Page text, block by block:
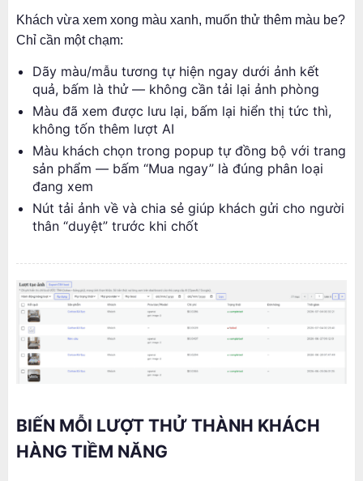
Khách vừa xem xong màu xanh, muốn thử thêm màu be?
Chỉ cần một chạm:
Dãy màu/mẫu tương tự hiện ngay dưới ảnh kết
quả, bấm là thử — không cần tải lại ảnh phòng
Màu đã xem được lưu lại, bấm lại hiển thị tức thì,
không tốn thêm lượt AI
Màu khách chọn trong popup tự đồng bộ với trang
sản phẩm — bấm “Mua ngay” là đúng phân loại
đang xem
Nút tải ảnh về và chia sẻ giúp khách gửi cho người
thân “duyệt” trước khi chốt
BIẾN MỖI LƯỢT THỬ THÀNH KHÁCH
HÀNG TIỀM NĂNG